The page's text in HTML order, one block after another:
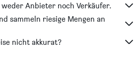
Anbieter noch Verkäufer.
sammeln riesige Mengen an
nicht akkurat?